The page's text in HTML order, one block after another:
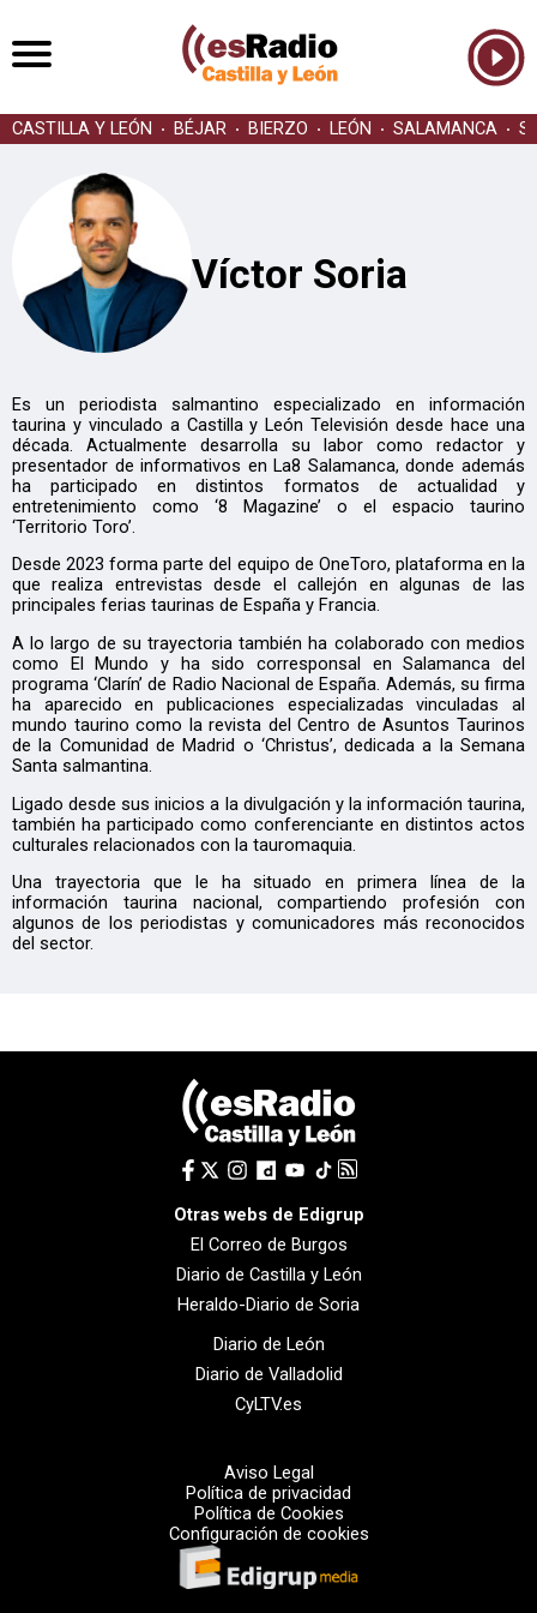
CASTILLA Y LEÓN BÉJAR BIERZO LEÓN SALAMANCA
Víctor Soria
Es un periodista salmantino especializado en información
taurina y vinculado a Castilla y León Televisión desde hace una
década. Actualmente desarrolla su labor como redactor y
presentador de informativos en La8 Salamanca, donde además
ha participado en distintos formatos de actualidad y
entretenimiento como ‘8 Magazine’ o el espacio taurino
‘Territorio Toro’.
Desde 2023 forma parte del equipo de OneToro, plataforma en la
que realiza entrevistas desde el callejón en algunas de las
principales ferias taurinas de España y Francia.
A lo largo de su trayectoria también ha colaborado con medios
como El Mundo y ha sido corresponsal en Salamanca del
programa ‘Clarín’ de Radio Nacional de España. Además, su firma
ha aparecido en publicaciones especializadas vinculadas al
mundo taurino como la revista del Centro de Asuntos Taurinos
de la Comunidad de Madrid o ‘Christus’, dedicada a la Semana
Santa salmantina.
Ligado desde sus inicios a la divulgación y la información taurina,
también ha participado como conferenciante en distintos actos
culturales relacionados con la tauromaquia.
Una trayectoria que le ha situado en primera línea de la
información taurina nacional, compartiendo profesión con
algunos de los periodistas y comunicadores más reconocidos
del sector.
Otras webs de Edigrup
El Correo de Burgos
Diario de Castilla y León
Heraldo-Diario de Soria
Diario de León
Diario de Valladolid
CyLTV.es
Aviso Legal
Política de privacidad
Política de Cookies
Configuración de cookies